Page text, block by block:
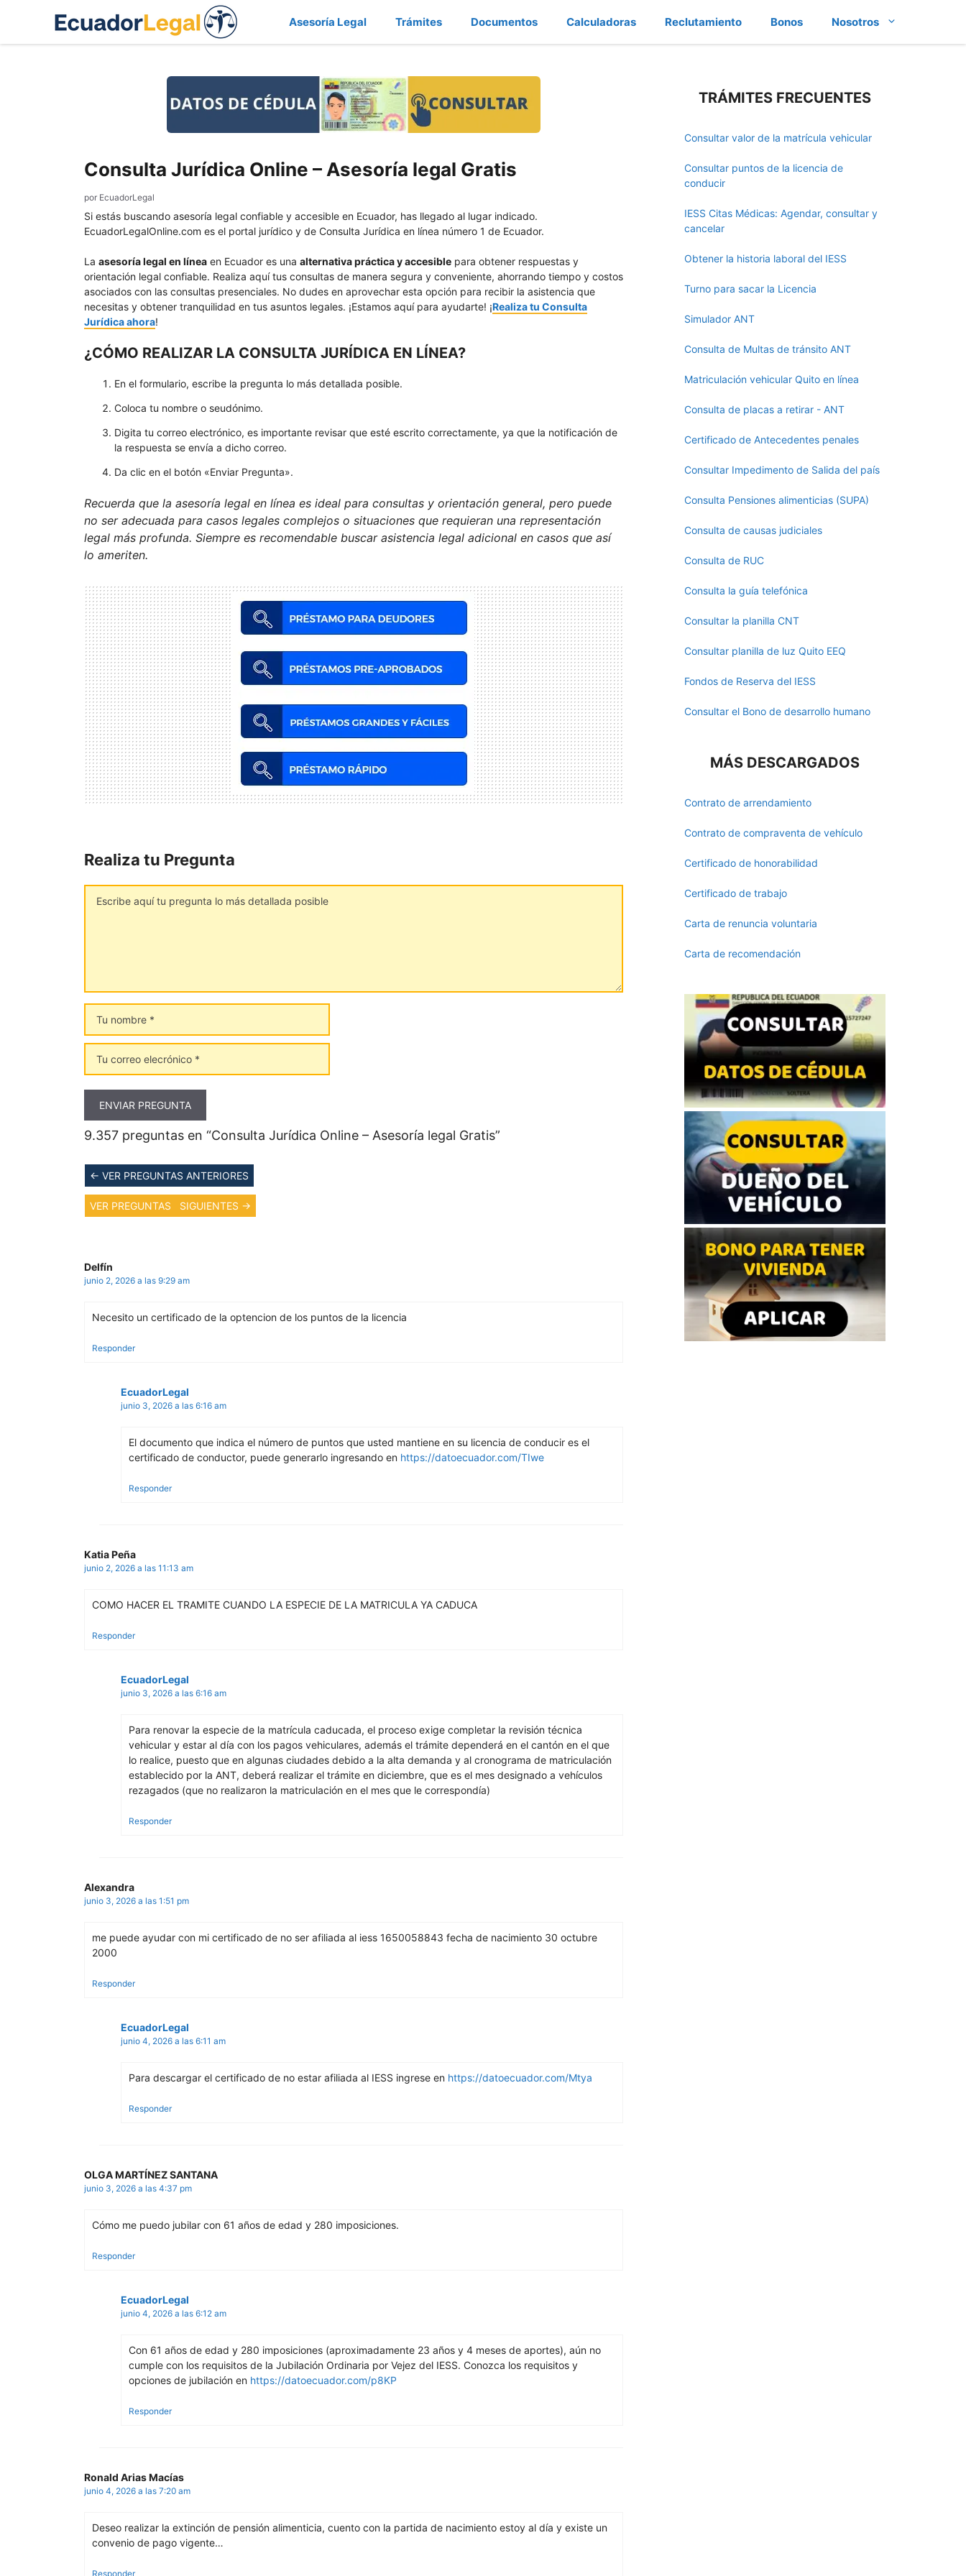
Asesoría Legal Trámites Documentos Calculadoras Reclutamiento Bonos Nosotros
Consulta Jurídica Online – Asesoría legal Gratis
por EcuadorLegal
Si estás buscando asesoría legal confiable y accesible en Ecuador, has llegado al lugar indicado.
EcuadorLegalOnline.com es el portal jurídico y de Consulta Jurídica en línea número 1 de Ecuador.
La asesoría legal en línea en Ecuador es una alternativa práctica y accesible para obtener respuestas y
orientación legal confiable. Realiza aquí tus consultas de manera segura y conveniente, ahorrando tiempo y costos
asociados con las consultas presenciales. No dudes en aprovechar esta opción para recibir la asistencia que
necesitas y obtener tranquilidad en tus asuntos legales. ¡Estamos aquí para ayudarte! ¡Realiza tu Consulta
Jurídica ahora!
¿CÓMO REALIZAR LA CONSULTA JURÍDICA EN LÍNEA?
En el formulario, escribe la pregunta lo más detallada posible.
Coloca tu nombre o seudónimo.
Digita tu correo electrónico, es importante revisar que esté escrito correctamente, ya que la notificación de
la respuesta se envía a dicho correo.
Da clic en el botón «Enviar Pregunta».
Recuerda que la asesoría legal en línea es ideal para consultas y orientación general, pero puede
no ser adecuada para casos legales complejos o situaciones que requieran una representación
legal más profunda. Siempre es recomendable buscar asistencia legal adicional en casos que así
lo ameriten.
Realiza tu Pregunta
nombre
correo
9.357 preguntas en “Consulta Jurídica Online – Asesoría legal Gratis”
Navegación
de
comentarios
← VER PREGUNTAS ANTERIORES
VER PREGUNTAS SIGUIENTES →
Delfín
junio 2, 2026 a las 9:29 am
Necesito un certificado de la optencion de los puntos de la licencia
Responder
EcuadorLegal
junio 3, 2026 a las 6:16 am
El documento que indica el número de puntos que usted mantiene en su licencia de conducir es el
certificado de conductor, puede generarlo ingresando en https://datoecuador.com/TIwe
Responder
Katia Peña
junio 2, 2026 a las 11:13 am
COMO HACER EL TRAMITE CUANDO LA ESPECIE DE LA MATRICULA YA CADUCA
Responder
EcuadorLegal
junio 3, 2026 a las 6:16 am
Para renovar la especie de la matrícula caducada, el proceso exige completar la revisión técnica
vehicular y estar al día con los pagos vehiculares, además el trámite dependerá en el cantón en el que
lo realice, puesto que en algunas ciudades debido a la alta demanda y al cronograma de matriculación
establecido por la ANT, deberá realizar el trámite en diciembre, que es el mes designado a vehículos
rezagados (que no realizaron la matriculación en el mes que le correspondía)
Responder
Alexandra
junio 3, 2026 a las 1:51 pm
me puede ayudar con mi certificado de no ser afiliada al iess 1650058843 fecha de nacimiento 30 octubre
2000
Responder
EcuadorLegal
junio 4, 2026 a las 6:11 am
Para descargar el certificado de no estar afiliada al IESS ingrese en https://datoecuador.com/Mtya
Responder
OLGA MARTÍNEZ SANTANA
junio 3, 2026 a las 4:37 pm
Cómo me puedo jubilar con 61 años de edad y 280 imposiciones.
Responder
EcuadorLegal
junio 4, 2026 a las 6:12 am
Con 61 años de edad y 280 imposiciones (aproximadamente 23 años y 4 meses de aportes), aún no
cumple con los requisitos de la Jubilación Ordinaria por Vejez del IESS. Conozca los requisitos y
opciones de jubilación en https://datoecuador.com/p8KP
Responder
Ronald Arias Macías
junio 4, 2026 a las 7:20 am
Deseo realizar la extinción de pensión alimenticia, cuento con la partida de nacimiento estoy al día y existe un
convenio de pago vigente…
Responder
TRÁMITES FRECUENTES
Consultar valor de la matrícula vehicular
Consultar puntos de la licencia de
conducir
IESS Citas Médicas: Agendar, consultar y
cancelar
Obtener la historia laboral del IESS
Turno para sacar la Licencia
Simulador ANT
Consulta de Multas de tránsito ANT
Matriculación vehicular Quito en línea
Consulta de placas a retirar - ANT
Certificado de Antecedentes penales
Consultar Impedimento de Salida del país
Consulta Pensiones alimenticias (SUPA)
Consulta de causas judiciales
Consulta de RUC
Consulta la guía telefónica
Consultar la planilla CNT
Consultar planilla de luz Quito EEQ
Fondos de Reserva del IESS
Consultar el Bono de desarrollo humano
MÁS DESCARGADOS
Contrato de arrendamiento
Contrato de compraventa de vehículo
Certificado de honorabilidad
Certificado de trabajo
Carta de renuncia voluntaria
Carta de recomendación